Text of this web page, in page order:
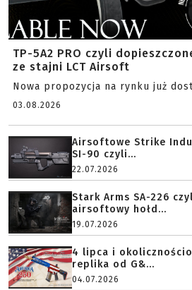
TP-5A2 PRO czyli
ze stajni LCT Airsoft
Nowa propozycja na rynku już
03.08.2026
Airsoftowe Strike
SI-90 czyli...
22.07.2026
Stark Arms SA-226
airsoftowy hołd...
19.07.2026
4 lipca i
replika od G&...
04.07.2026